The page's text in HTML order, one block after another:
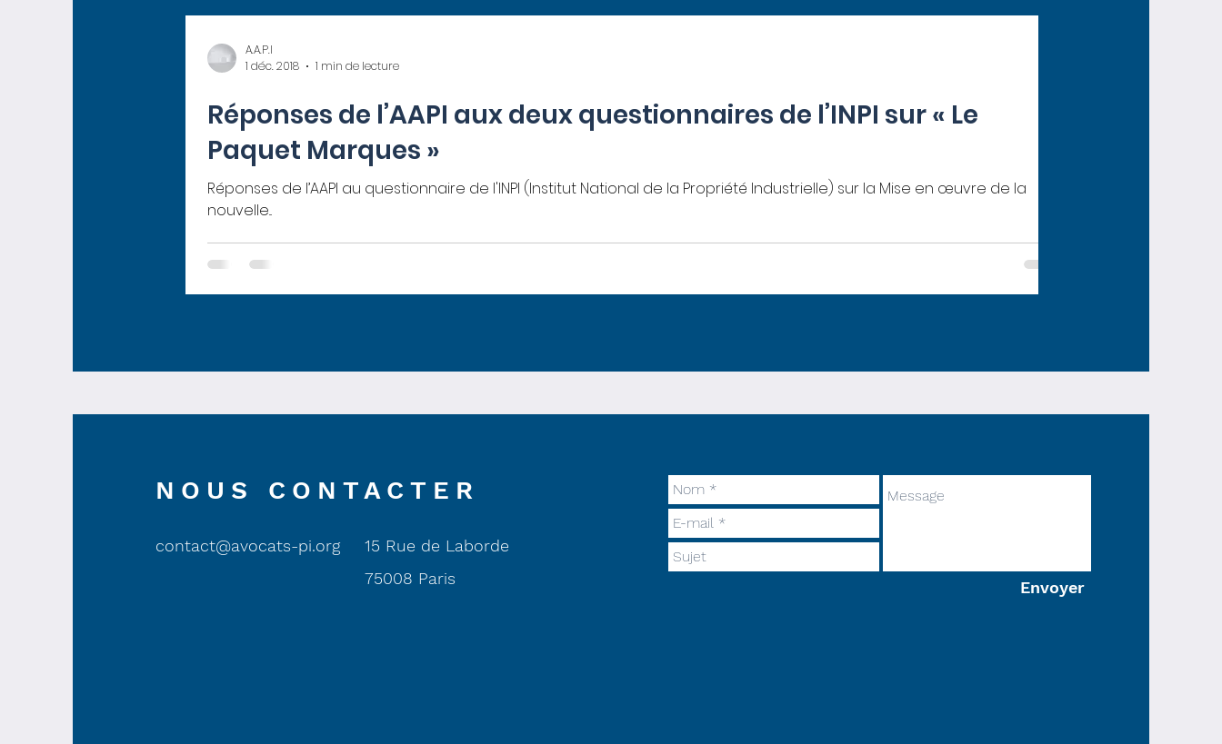
Réponses de l’AAPI aux deux questionnaires de l’INPI sur « Le
Paquet Marques »
Réponses de l’AAPI au questionnaire de l'INPI (Institut National de la Propriété Industrielle) sur la Mise en œuvre de la
nouvelle...
A.A.P.I
1 déc. 2018
1 min de lecture
NOUS CONTACTER
contact@avocats-pi.org
15 Rue de Laborde
75008 Paris
Envoyer